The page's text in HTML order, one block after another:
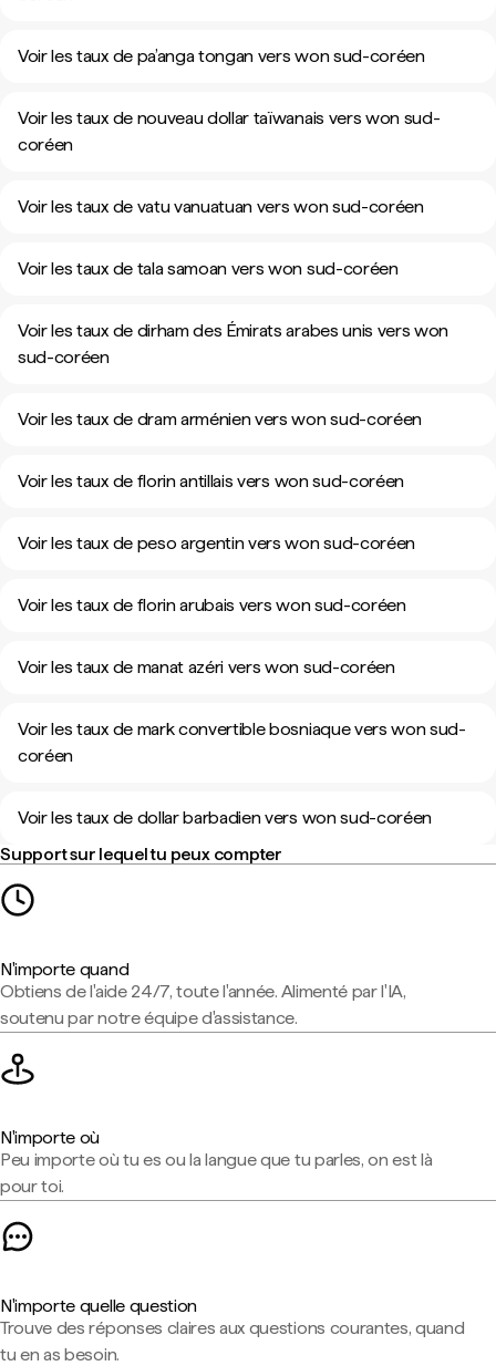
Voir les taux de pa’anga tongan vers won sud-coréen
Voir les taux de nouveau dollar taïwanais vers won sud-
coréen
Voir les taux de vatu vanuatuan vers won sud-coréen
Voir les taux de tala samoan vers won sud-coréen
Voir les taux de dirham des Émirats arabes unis vers won
sud-coréen
Voir les taux de dram arménien vers won sud-coréen
Voir les taux de florin antillais vers won sud-coréen
Voir les taux de peso argentin vers won sud-coréen
Voir les taux de florin arubais vers won sud-coréen
Voir les taux de manat azéri vers won sud-coréen
Voir les taux de mark convertible bosniaque vers won sud-
coréen
Voir les taux de dollar barbadien vers won sud-coréen
Support sur lequel tu peux compter
N'importe quand
Obtiens de l'aide 24/7, toute l'année. Alimenté par l'IA,
soutenu par notre équipe d'assistance.
N'importe où
Peu importe où tu es ou la langue que tu parles, on est là
pour toi.
N'importe quelle question
Trouve des réponses claires aux questions courantes, quand
tu en as besoin.